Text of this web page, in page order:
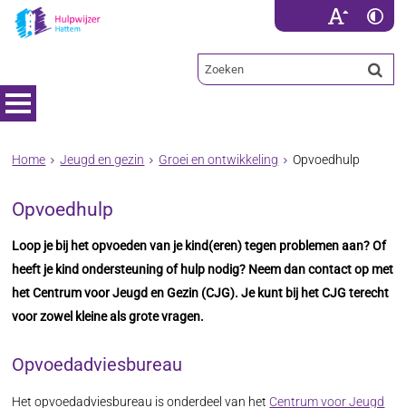
Home Jeugd en gezin Groei en ontwikkeling Opvoedhulp
Opvoedhulp
Loop je bij het opvoeden van je kind(eren) tegen problemen aan? Of
heeft je kind ondersteuning of hulp nodig? Neem dan contact op met
het Centrum voor Jeugd en Gezin (CJG). Je kunt bij het CJG terecht
voor zowel kleine als grote vragen.
Opvoedadviesbureau
Het opvoedadviesbureau is onderdeel van het Centrum voor Jeugd